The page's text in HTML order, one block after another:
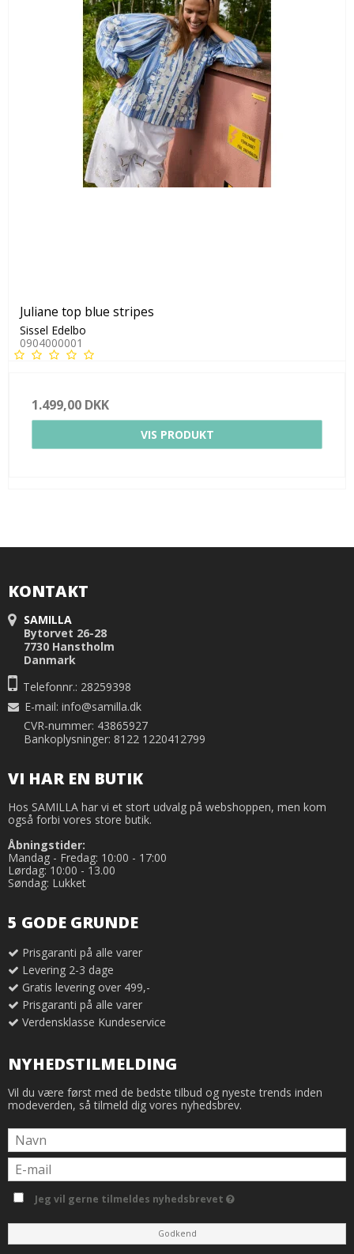
Juliane top blue stripes
Sissel Edelbo
0904000001
1.499,00 DKK
VIS PRODUKT
KONTAKT
SAMILLA
Bytorvet 26-28
7730 Hanstholm
Danmark
Telefonnr.: 28259398
E-mail: info@samilla.dk
CVR-nummer: 43865927
Bankoplysninger: 8122 1220412799
VI HAR EN BUTIK
Hos SAMILLA har vi et stort udvalg på webshoppen, men kom
også forbi vores store butik.
Åbningstider:
Mandag - Fredag: 10:00 - 17:00
Lørdag: 10:00 - 13.00
Søndag: Lukket
5 GODE GRUNDE
Prisgaranti på alle varer
Levering 2-3 dage
Gratis levering over 499,-
Prisgaranti på alle varer
Verdensklasse Kundeservice
NYHEDSTILMELDING
Vil du være først med de bedste tilbud og nyeste trends inden
modeverden, så tilmeld dig vores nyhedsbrev.
Jeg vil gerne tilmeldes nyhedsbrevet
Godkend